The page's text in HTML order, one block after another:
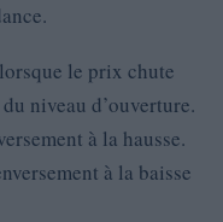
le prix chute
niveau d’ouverture.
à la hausse.
à la baisse